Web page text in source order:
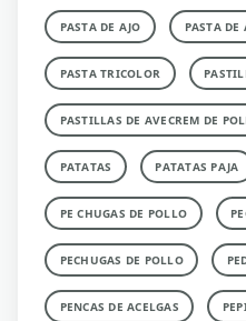
PASTA DE AJO PASTA DE
PASTA TRICOLOR
PASTILLAS DE AVECREM DE
PATATAS PATATAS PAJA
PE CHUGAS DE POLLO
PECHUGAS DE POLLO
PENCAS DE ACELGAS